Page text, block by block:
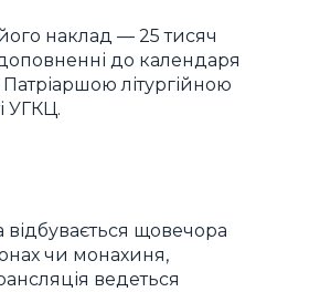
його наклад — 25 тисяч
до календаря
Патріаршою літургійною
УГКЦ.
відбувається щовечора
чи монахиня,
ведеться